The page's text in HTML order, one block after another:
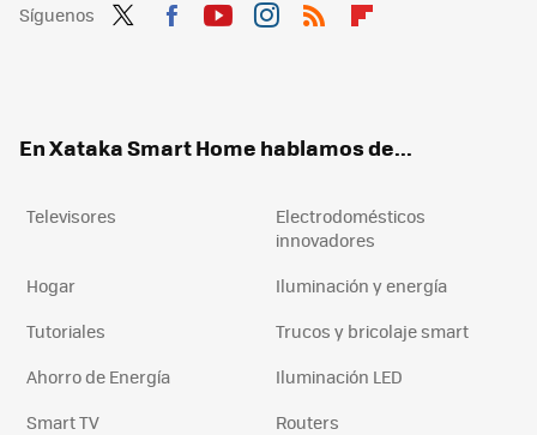
Síguenos
En Xataka Smart Home hablamos de...
Televisores
Electrodomésticos
innovadores
Hogar
Iluminación y energía
Tutoriales
Trucos y bricolaje smart
Ahorro de Energía
Iluminación LED
Smart TV
Routers